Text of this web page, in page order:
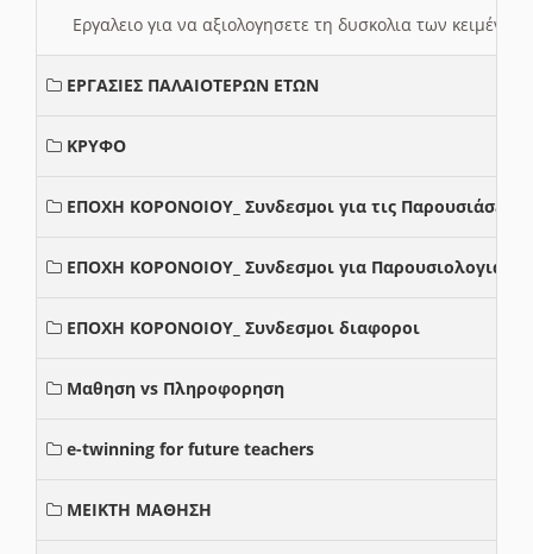
Εργαλειο για να αξιολογησετε τη δυσκολια των
ΕΡΓΑΣΙΕΣ ΠΑΛΑΙΟΤΕΡΩΝ ΕΤΩΝ
ΚΡΥΦΟ
ΕΠΟΧΗ ΚΟΡΟΝΟΙΟΥ_ Συνδεσμοι για τις Παρουσιάσεις
ΕΠΟΧΗ ΚΟΡΟΝΟΙΟΥ_ Συνδεσμοι για Παρουσιολογια
ΕΠΟΧΗ ΚΟΡΟΝΟΙΟΥ_ Συνδεσμοι διαφοροι
Μαθηση vs Πληροφορηση
e-twinning for future teachers
ΜΕΙΚΤΗ ΜΑΘΗΣΗ